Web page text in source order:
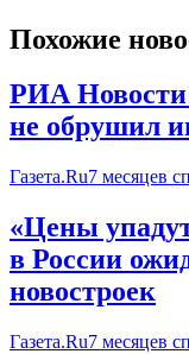
Похожие
РИА
не обрушил
Газета.Ru7 месяцев
«Цены
в России
новостроек
Газета.Ru7 месяцев